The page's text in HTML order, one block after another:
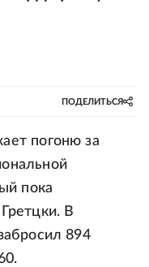
ПОДЕЛИТЬСЯ
погоню за
пока
В
894